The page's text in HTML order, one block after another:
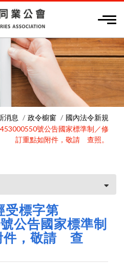
消息 政令櫥窗
國內法令新規
號公告國家標準制／修
訂重點如附件，敬請 查照。
受標字第
公告國家標準制
件，敬請 查